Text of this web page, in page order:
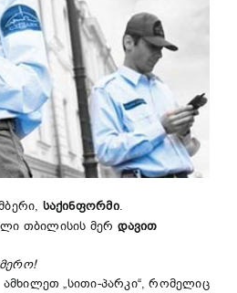
საქინფორმი.
თბილისის მერ დავით
„სითი-პარკი“, რომელიც